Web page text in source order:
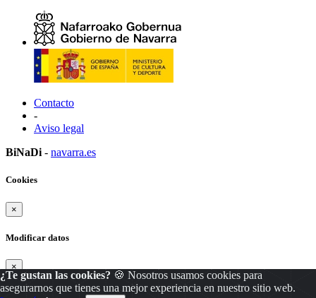
Contacto
-
Aviso legal
BiNaDi - navarra.es
¿Te gustan las cookies? 🍪 Nosotros usamos cookies para
asegurarnos que tienes una mejor experiencia en nuestro sitio web.
Cookies
×
Modificar datos
×